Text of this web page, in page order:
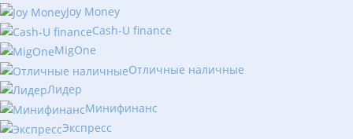
Joy Money
Cash-U finance
MigOne
Отличные наличные
Лидер
Минифинанс
Экспресс